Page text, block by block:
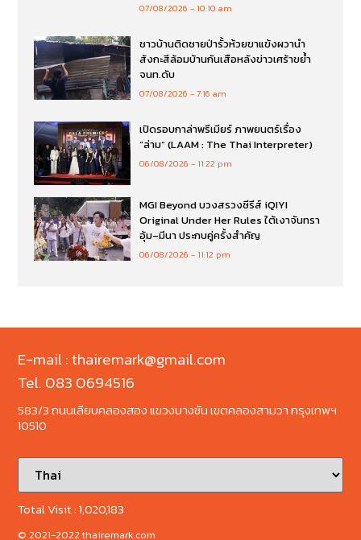
07/08/2026 10:10 am
ชาวบ้านติดชายป่ารั้วห้วยขาแข้งผวานำ
สังกะสีล้อมบ้านกันเสือหลังข่าวเศร้าขย้ำ
จนท.ดับ
07/08/2026 7:16 am
เปิดรอบกาล่าพรีเมียร์ ภาพยนตร์เรื่อง
”ล่าม“ (LAAM : The Thai Interpreter)
06/08/2026 11:22 pm
MGI Beyond บวงสรวงซีรีส์ iQIYI
Original Under Her Rules ใต้เงาจันทรา
อุ้ม–มีนา ประกบคู่ครั้งสำคัญ
06/08/2026 11:12 pm
E-mail : thairemark@gmail.com
Tel. 083 0694516
583/3 ถนนเลียบคลองสอง แขวงบางชัน เขตคลองสามวา กรุงเทพฯ
10510
Total Visit :1,020,183
© 2021-2022 thairemark.com